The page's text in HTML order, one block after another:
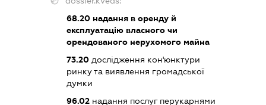
68.20надання в оренду й
експлуатацію власного чи
орендованого нерухомого майна
73.20дослідження кон'юнктури
ринку та виявлення громадської
думки
96.02надання послуг перукарнями